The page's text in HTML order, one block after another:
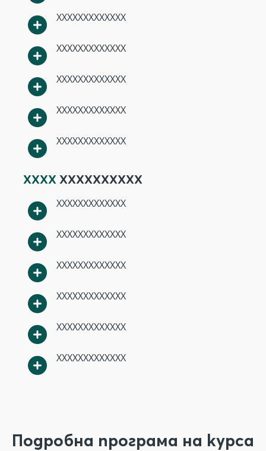
XXXXXXXXXXXXX
XXXXXXXXXXXXX
XXXXXXXXXXXXX
XXXXXXXXXXXXX
XXXXXXXXXXXXX
XXXX XXXXXXXXXX
XXXXXXXXXXXXX
XXXXXXXXXXXXX
XXXXXXXXXXXXX
XXXXXXXXXXXXX
XXXXXXXXXXXXX
XXXXXXXXXXXXX
Подробна програма на курса